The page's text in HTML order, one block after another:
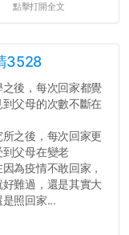
點擊打開全文
3528
之後，每次回家都覺
到父母的次數不斷在
所之後，每次回家更
到父母在變老
為疫情不敢回家，
好難過，還是其實大
是照回家...